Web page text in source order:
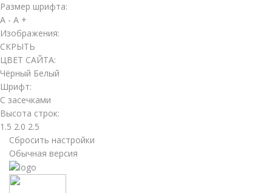
Размер шрифта:
A - A +
Изображения:
СКРЫТЬ
ЦВЕТ САЙТА:
Чёрный Белый
Шрифт:
С засечками
Высота строк:
1.5 2.0 2.5
Сбросить настройки
Обычная версия